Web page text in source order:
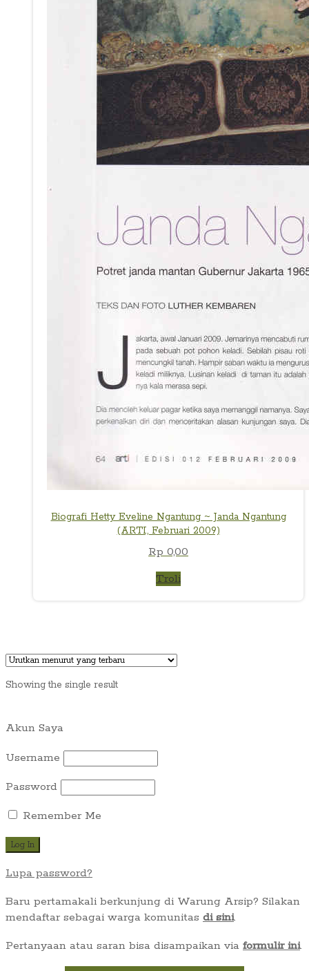
Biografi Hetty Eveline Ngantung ~ Janda Ngantung
(ARTI, Februari 2009)
Rp 0,00
Troli
Showing the single result
Akun Saya
Username
Password
Remember Me
Lupa password?
Baru pertamakali berkunjung di Warung Arsip? Silakan
mendaftar sebagai warga komunitas di sini.
Pertanyaan atau saran bisa disampaikan via formulir ini.